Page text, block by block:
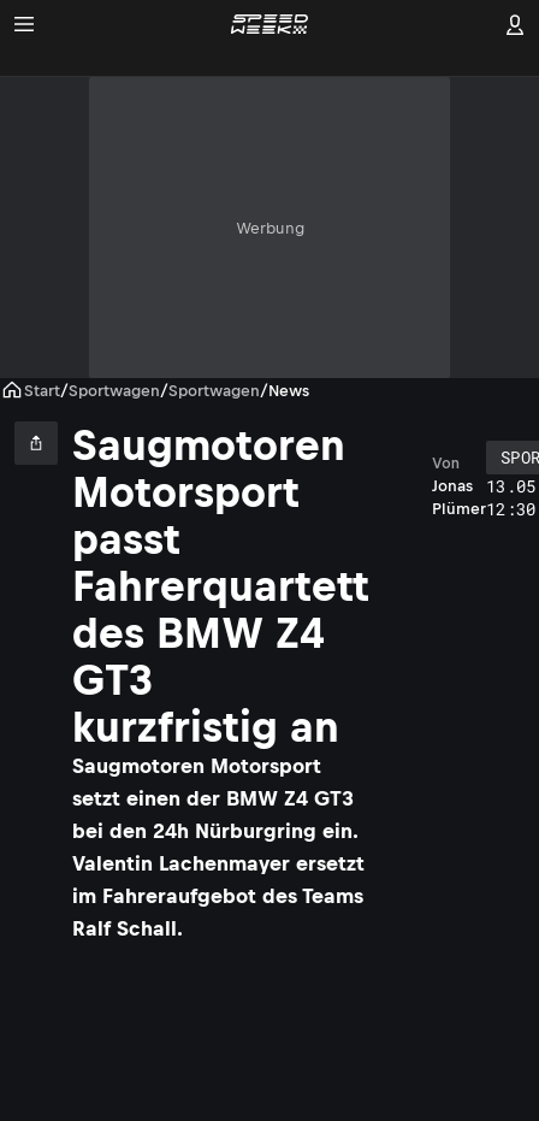
Werbung
Start/Sportwagen/Sportwagen/News
Saugmotoren
Motorsport
passt
Fahrerquartett
des BMW Z4
GT3
kurzfristig an
Saugmotoren Motorsport
setzt einen der BMW Z4 GT3
bei den 24h Nürburgring ein.
Valentin Lachenmayer ersetzt
im Fahreraufgebot des Teams
Ralf Schall.
Jonas
Plümer
Von
12:30